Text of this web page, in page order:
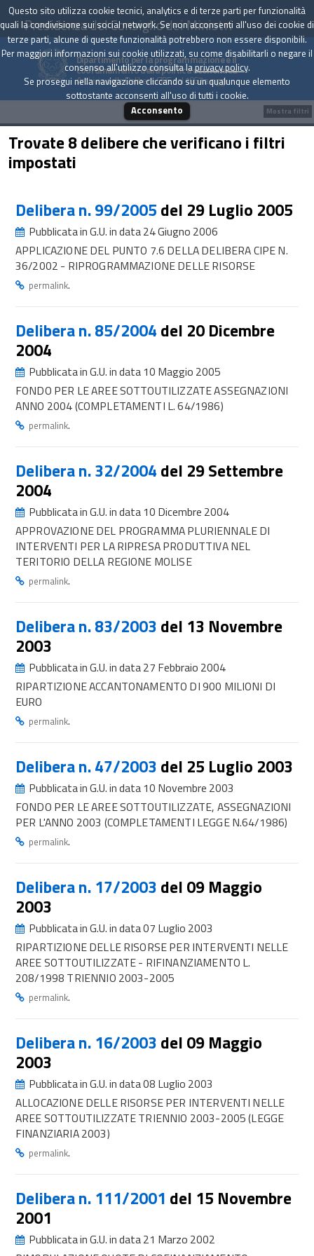
Presidenza del Consiglio dei Ministri
Dipartimento per la programmazione e il
coordinamento della politica economica
Archivio delle Delibere CIPE dal 1967 a oggi
Trovate 8 delibere che verificano i filtri
impostati
Delibera n. 99/2005 del 29 Luglio 2005
Pubblicata in G.U. in data 24 Giugno 2006
APPLICAZIONE DEL PUNTO 7.6 DELLA DELIBERA CIPE N.
36/2002 - RIPROGRAMMAZIONE DELLE RISORSE
permalink.
Delibera n. 85/2004 del 20 Dicembre
2004
Pubblicata in G.U. in data 10 Maggio 2005
FONDO PER LE AREE SOTTOUTILIZZATE ASSEGNAZIONI
ANNO 2004 (COMPLETAMENTI L. 64/1986)
permalink.
Delibera n. 32/2004 del 29 Settembre
2004
Pubblicata in G.U. in data 10 Dicembre 2004
APPROVAZIONE DEL PROGRAMMA PLURIENNALE DI
INTERVENTI PER LA RIPRESA PRODUTTIVA NEL
TERITORIO DELLA REGIONE MOLISE
permalink.
Delibera n. 83/2003 del 13 Novembre
2003
Pubblicata in G.U. in data 27 Febbraio 2004
RIPARTIZIONE ACCANTONAMENTO DI 900 MILIONI DI
EURO
permalink.
Delibera n. 47/2003 del 25 Luglio 2003
Pubblicata in G.U. in data 10 Novembre 2003
FONDO PER LE AREE SOTTOUTILIZZATE, ASSEGNAZIONI
PER L'ANNO 2003 (COMPLETAMENTI LEGGE N.64/1986)
permalink.
Delibera n. 17/2003 del 09 Maggio
2003
Pubblicata in G.U. in data 07 Luglio 2003
RIPARTIZIONE DELLE RISORSE PER INTERVENTI NELLE
AREE SOTTOUTILIZZATE - RIFINANZIAMENTO L.
208/1998 TRIENNIO 2003-2005
permalink.
Delibera n. 16/2003 del 09 Maggio
2003
Pubblicata in G.U. in data 08 Luglio 2003
ALLOCAZIONE DELLE RISORSE PER INTERVENTI NELLE
AREE SOTTOUTILIZZATE TRIENNIO 2003-2005 (LEGGE
FINANZIARIA 2003)
permalink.
Delibera n. 111/2001 del 15 Novembre
2001
Pubblicata in G.U. in data 21 Marzo 2002
Mostra filtri
Questo sito utilizza cookie tecnici, analytics e di terze parti per funzionalità
quali la condivisione sui social network. Se non acconsenti all'uso dei cookie di
terze parti, alcune di queste funzionalità potrebbero non essere disponibili.
Per maggiori informazioni sui cookie utilizzati, su come disabilitarli o negare il
consenso all'utilizzo consulta laprivacy policy.
Se prosegui nella navigazione cliccando su un qualunque elemento
sottostante acconsenti all'uso di tutti i cookie.
Acconsento